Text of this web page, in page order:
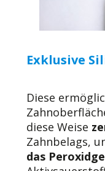
Exklusive
Diese
diese Weise
Zahnbelags,
das